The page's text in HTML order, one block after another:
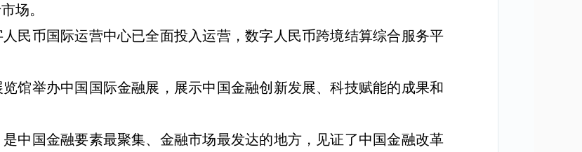
场。
民币国际运营中心已全面投入运营，数字人民币跨境结算综合服务平
馆举办中国国际金融展，展示中国金融创新发展、科技赋能的成果和
是中国金融要素最聚集、金融市场最发达的地方，见证了中国金融改革